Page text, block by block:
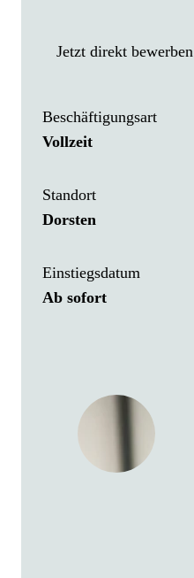
Jetzt direkt bewerben
Beschäftigungsart
Vollzeit
Standort
Dorsten
Einstiegsdatum
Ab sofort